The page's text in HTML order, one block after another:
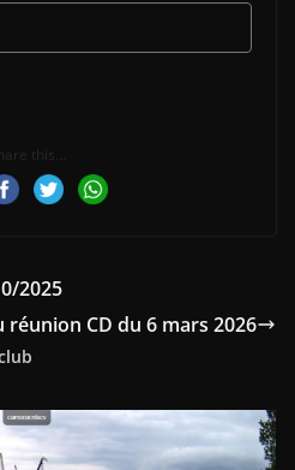
this...
2025
CD du 6 mars 2026